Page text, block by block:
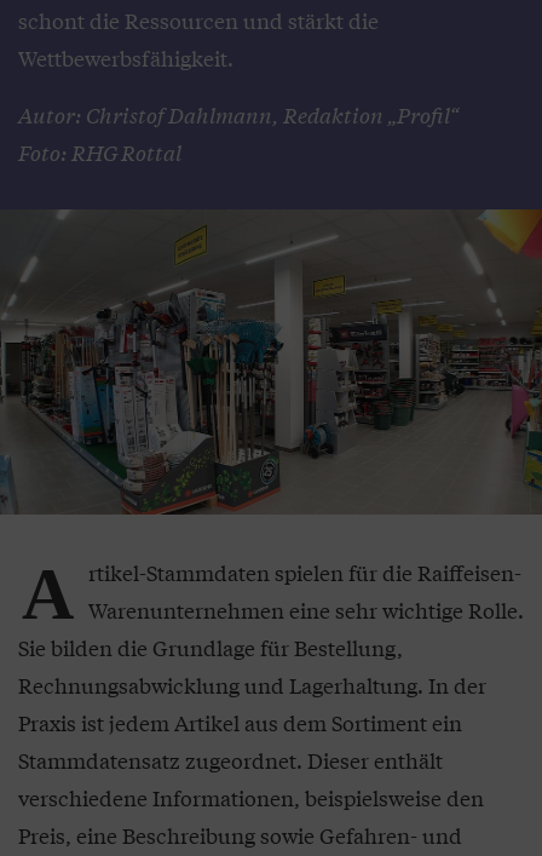
schont die Ressourcen und stärkt die
Wettbewerbsfähigkeit.
Autor: Christof Dahlmann, Redaktion „Profil“
Foto: RHG Rottal
A rtikel-Stammdaten spielen für die Raiffeisen-
Warenunternehmen eine sehr wichtige Rolle.
Sie bilden die Grundlage für Bestellung,
Rechnungsabwicklung und Lagerhaltung. In der
Praxis ist jedem Artikel aus dem Sortiment ein
Stammdatensatz zugeordnet. Dieser enthält
verschiedene Informationen, beispielsweise den
Preis, eine Beschreibung sowie Gefahren- und